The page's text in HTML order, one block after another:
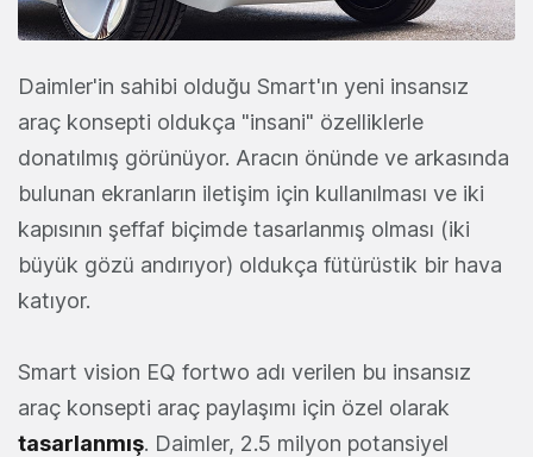
Daimler'in sahibi olduğu Smart'ın yeni insansız
araç konsepti oldukça "insani" özelliklerle
donatılmış görünüyor. Aracın önünde ve arkasında
bulunan ekranların iletişim için kullanılması ve iki
kapısının şeffaf biçimde tasarlanmış olması (iki
büyük gözü andırıyor) oldukça fütürüstik bir hava
katıyor.
Smart vision EQ fortwo adı verilen bu insansız
araç konsepti araç paylaşımı için özel olarak
tasarlanmış. Daimler, 2.5 milyon potansiyel